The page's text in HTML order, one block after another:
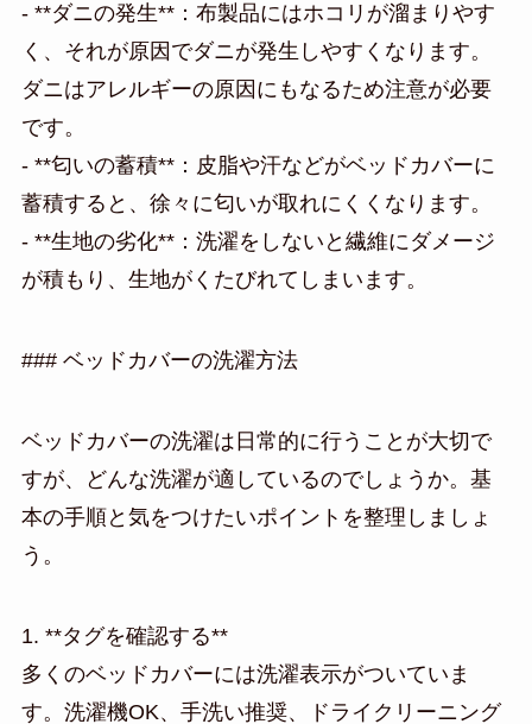
- **ダニの発生**：布製品にはホコリが溜まりやす
く、それが原因でダニが発生しやすくなります。
ダニはアレルギーの原因にもなるため注意が必要
です。
- **匂いの蓄積**：皮脂や汗などがベッドカバーに
蓄積すると、徐々に匂いが取れにくくなります。
- **生地の劣化**：洗濯をしないと繊維にダメージ
が積もり、生地がくたびれてしまいます。
### ベッドカバーの洗濯方法
ベッドカバーの洗濯は日常的に行うことが大切で
すが、どんな洗濯が適しているのでしょうか。基
本の手順と気をつけたいポイントを整理しましょ
う。
1. **タグを確認する**
多くのベッドカバーには洗濯表示がついていま
す。洗濯機OK、手洗い推奨、ドライクリーニング